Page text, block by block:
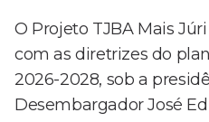
O Projeto TJBA Mais
com as diretrizes do
2026-2028, sob a
Desembargador José